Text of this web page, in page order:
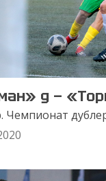
д —
Чемпионат